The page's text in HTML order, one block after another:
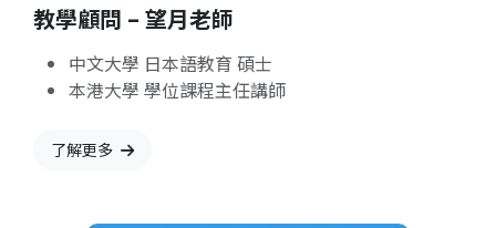
教學顧問 – 望月老師
中文大學 日本語教育 碩士
本港大學 學位課程主任講師
了解更多